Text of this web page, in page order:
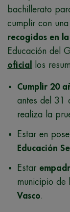
bachillerato
cumplir con
recogidos en
Educación del
oficial
los
Cumplir 20
antes del 31
realiza la
Estar en
Educación
Estar
municipio de
Vasco.